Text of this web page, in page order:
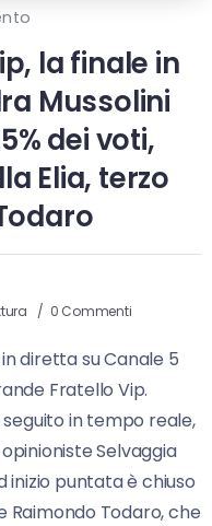
la finale in
Mussolini
dei voti,
Elia, terzo
0 Commenti
diretta su Canale 5
Fratello Vip.
in tempo reale,
Selvaggia
inizio puntata è chiuso
Raimondo Todaro, che